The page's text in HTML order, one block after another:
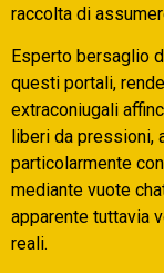
raccolta di
Esperto bersaglio
questi portali,
extraconiugali
liberi da pressioni,
particolarmente
mediante vuote
apparente tuttavia
reali.